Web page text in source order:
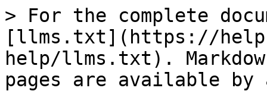
> For the complete
[llms.txt](https://
help/llms.txt).
pages are available by